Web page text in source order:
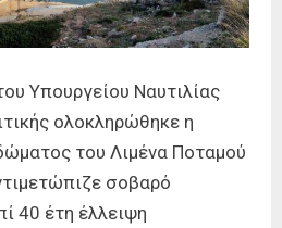
Υπουργείου Ναυτιλίας
ολοκληρώθηκε η
του Λιμένα Ποταμού
σοβαρό
40 έτη έλλειψη